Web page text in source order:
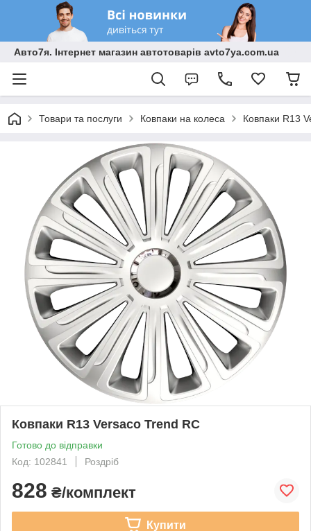
Авто7я. Інтернет магазин автотоварів avto7ya.com.ua
Товари та послуги Ковпаки на колеса Ковпаки R13
Ковпаки R13 Versaco Trend RC
Готово до відправки
Код: 102841
Роздріб
828 ₴/комплект
Купити